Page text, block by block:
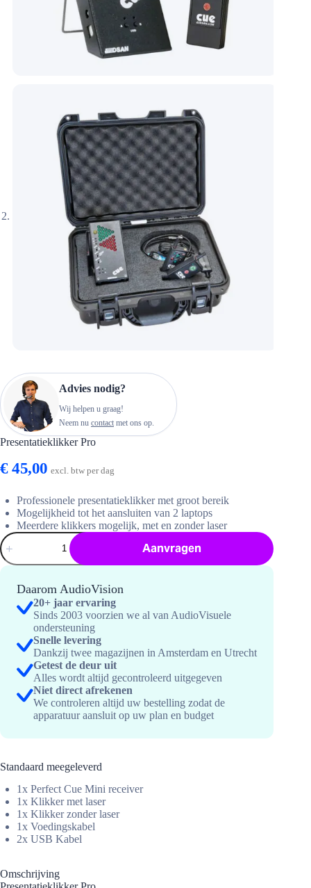
Advies nodig?
Wij helpen u graag!
Neem nu contact met ons op.
Presentatieklikker Pro
€45,00 excl. btw per dag
Professionele presentatieklikker met groot bereik
Mogelijkheid tot het aansluiten van 2 laptops
Meerdere klikkers mogelijk, met en zonder laser
Presentatieklikker
Pro
hoeveelheid
Aanvragen
Daarom AudioVision
20+ jaar ervaring
Sinds 2003 voorzien we al van AudioVisuele
ondersteuning
Snelle levering
Dankzij twee magazijnen in Amsterdam en Utrecht
Getest de deur uit
Alles wordt altijd gecontroleerd uitgegeven
Niet direct afrekenen
We controleren altijd uw bestelling zodat de
apparatuur aansluit op uw plan en budget
Standaard meegeleverd
1x Perfect Cue Mini receiver
1x Klikker met laser
1x Klikker zonder laser
1x Voedingskabel
2x USB Kabel
Omschrijving